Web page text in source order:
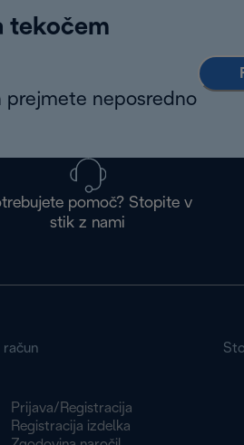
tekočem
prejmete neposredno
pomoč? Stopite v
stik z nami
račun
Prijava/Registracija
Registracija izdelka